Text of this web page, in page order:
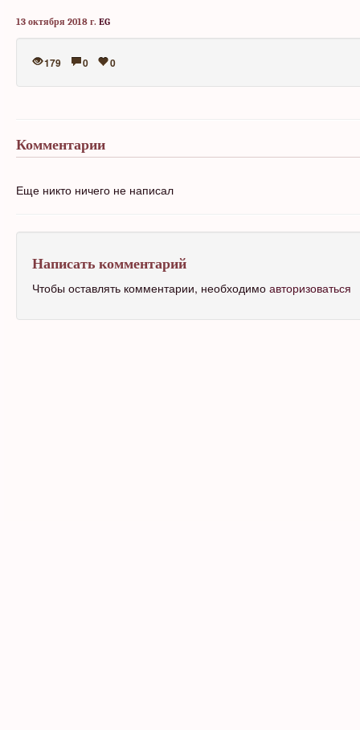
13 октября 2018 г. EG
179 0 0
Комментарии
Еще никто ничего не написал
Написать комментарий
Чтобы оставлять комментарии, необходимо авторизоваться